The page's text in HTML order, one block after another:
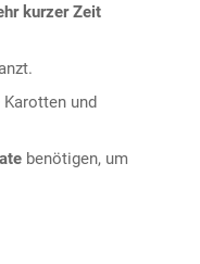
kurzer Zeit
Karotten und
benötigen, um